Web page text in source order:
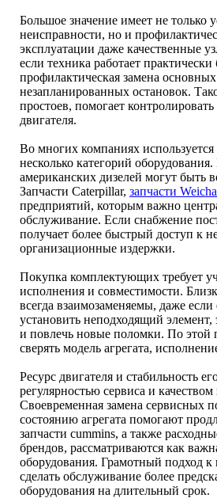
Большое значение имеет не только
неисправности, но и
эксплуатации даже качественные
если техника работает
профилактическая замена
незапланированных остановок.
простоев, помогает
двигателя.
Во многих компаниях
несколько категорий
американских дизелей могут быть
Запчасти Caterpillar, запчасти
предприятий, которым важно
обслуживание. Если снабжение
получает более быстрый доступ к
организационные издержки.
Покупка комплектующих требует
исполнения и совместимости.
всегда взаимозаменяемы, даже
установить неподходящий
и повлечь новые поломки. По этой
сверять модель агрегата,
Ресурс двигателя и стабильность
регулярностью сервиса и
Своевременная замена сервисных
состоянию агрегата помогают
запчасти cummins, а также
брендов, рассматриваются как
оборудования. Грамотный подход к
сделать обслуживание более
оборудования на длительный срок.